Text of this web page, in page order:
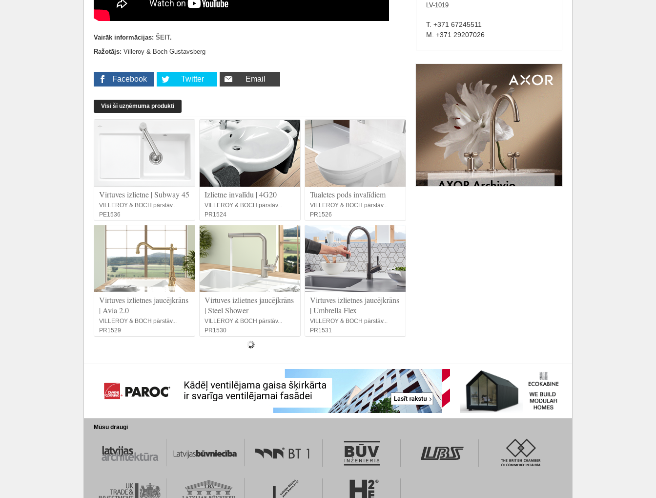
Vairāk informācijas: ŠEIT.
Ražotājs: Villeroy & Boch Gustavsberg
Facebook Twitter Email
Visi šī uzņēmuma produkti
Virtuves izlietne | Subway 45
VILLEROY & BOCH pārstāv...
PE1536
Izlietne invalīdu | 4G20
VILLEROY & BOCH pārstāv...
PR1524
Tualetes pods invalīdiem
VILLEROY & BOCH pārstāv...
PR1526
Virtuves izlietnes jaucējkrāns
| Avia 2.0
VILLEROY & BOCH pārstāv...
PR1529
Virtuves izlietnes jaucējkrāns
| Steel Shower
VILLEROY & BOCH pārstāv...
PR1530
Virtuves izlietnes jaucējkrāns
| Umbrella Flex
VILLEROY & BOCH pārstāv...
PR1531
LV-1019
T. +371 67245511
M. +371 29207026
Mūsu draugi